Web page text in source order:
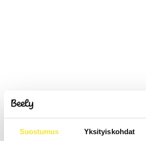
Suostumus Yksityiskohdat